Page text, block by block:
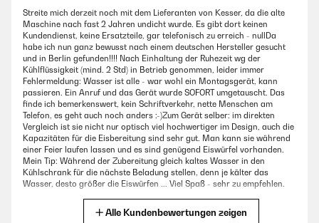
Streite mich derzeit noch mit dem Lieferanten von Kesser, da die alte
Maschine nach fast 2 Jahren undicht wurde. Es gibt dort keinen
Kundendienst, keine Ersatzteile, gar telefonisch zu erreich - nullDa
habe ich nun ganz bewusst nach einem deutschen Hersteller gesucht
und in Berlin gefunden!!!! Nach Einhaltung der Ruhezeit wg der
Kühlflüssigkeit (mind. 2 Std) in Betrieb genommen, leider immer
Fehlermeldung: Wasser ist alle - war wohl ein Montagsgerät, kann
passieren. Ein Anruf und das Gerät wurde SOFORT umgetauscht. Das
finde ich bemerkenswert, kein Schriftverkehr, nette Menschen am
Telefon, es geht auch noch anders :-)Zum Gerät selber: im direkten
Vergleich ist sie nicht nur optisch viel hochwertiger im Design, auch die
Kapazitäten für die Eisbereitung sind sehr gut. Man kann sie während
einer Feier laufen lassen und es sind genügend Eiswürfel vorhanden.
Mein Tip: Während der Zubereitung gleich kaltes Wasser in den
Kühlschrank für die nächste Beladung stellen, denn je kälter das
Wasser, desto größer die Eiswürfen ... Viel Spaß - sehr zu empfehlen.
Alle Kundenbewertungen zeigen